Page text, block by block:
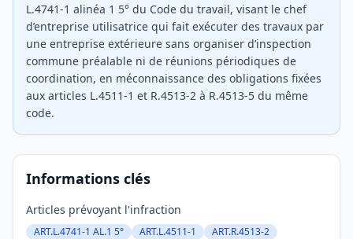
L.4741-1 alinéa 1 5° du Code du travail, visant le chef
d’entreprise utilisatrice qui fait exécuter des travaux par
une entreprise extérieure sans organiser d’inspection
commune préalable ni de réunions périodiques de
coordination, en méconnaissance des obligations fixées
aux articles L.4511-1 et R.4513-2 à R.4513-5 du même
code.
Informations clés
Articles prévoyant l'infraction
ART.L.4741-1 AL.1 5° ART.L.4511-1
ART.R.4513-2